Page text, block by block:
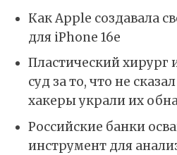
Как Apple создавала
для iPhone 16e
Пластический хирург
суд за то, что не
хакеры украли их
Российские банки
инструмент для